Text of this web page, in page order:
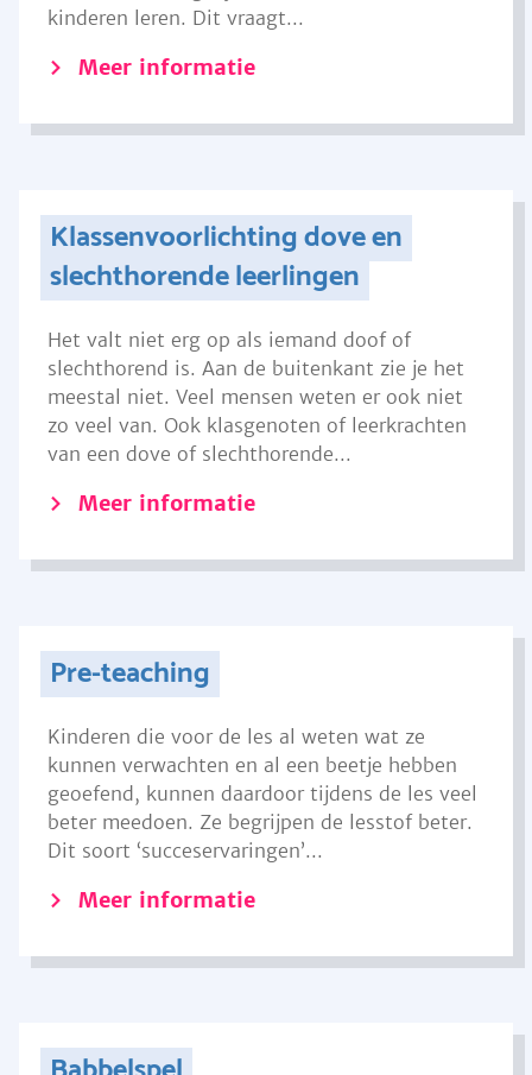
kinderen leren. Dit vraagt...
Meer informatie
Klassenvoorlichting dove en
slechthorende leerlingen
Het valt niet erg op als iemand doof of
slechthorend is. Aan de buitenkant zie je het
meestal niet. Veel mensen weten er ook niet
zo veel van. Ook klasgenoten of leerkrachten
van een dove of slechthorende...
Meer informatie
Pre-teaching
Kinderen die voor de les al weten wat ze
kunnen verwachten en al een beetje hebben
geoefend, kunnen daardoor tijdens de les veel
beter meedoen. Ze begrijpen de lesstof beter.
Dit soort ‘succeservaringen’...
Meer informatie